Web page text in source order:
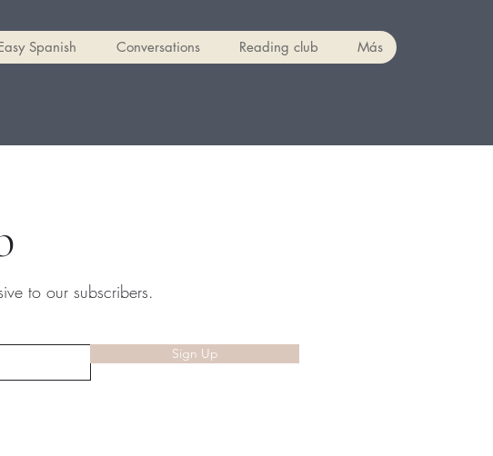
Spanish Conversations Reading club Más
to our subscribers.
Sign Up